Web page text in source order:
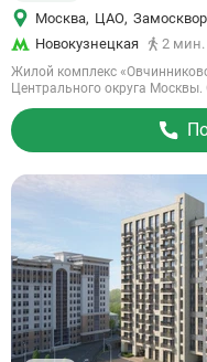
Москва, ЦАО,
Новокузнецкая
2 мин.
Жилой комплекс
Центрального округа